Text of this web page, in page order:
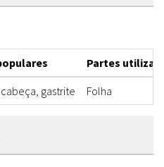
Partes
gastrite Folha